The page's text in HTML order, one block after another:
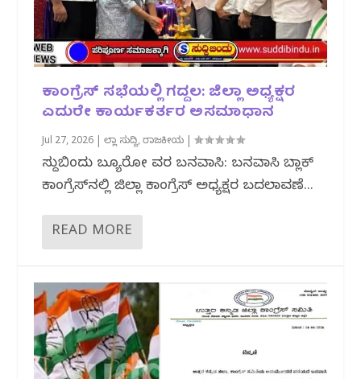
ಕಾಂಗ್ರೆಸ್ ಸಭೆಯಲ್ಲಿ ಗದ್ದಲ: ಜಿಲ್ಲಾ ಅಧ್ಯಕ್ಷರ
ಎದುರೇ ಕಾರ್ಯಕರ್ತರ ಅಸಮಾಧಾನ
Jul 27, 2026 |ಜಿಲ್ಲಾ ಸುದ್ದಿ,ರಾಜಕೀಯ |
ಸುದ್ದಿಬಿಂದು ಬ್ಯೂರೋ ವರದಿ ಬನವಾಸಿ: ಬನವಾಸಿ ಬ್ಲಾಕ್
ಕಾಂಗ್ರೆಸ್‌ನಲ್ಲಿ ಜಿಲ್ಲಾ ಕಾಂಗ್ರೆಸ್ ಅಧ್ಯಕ್ಷರ ಬದಲಾವಣೆ...
READ MORE